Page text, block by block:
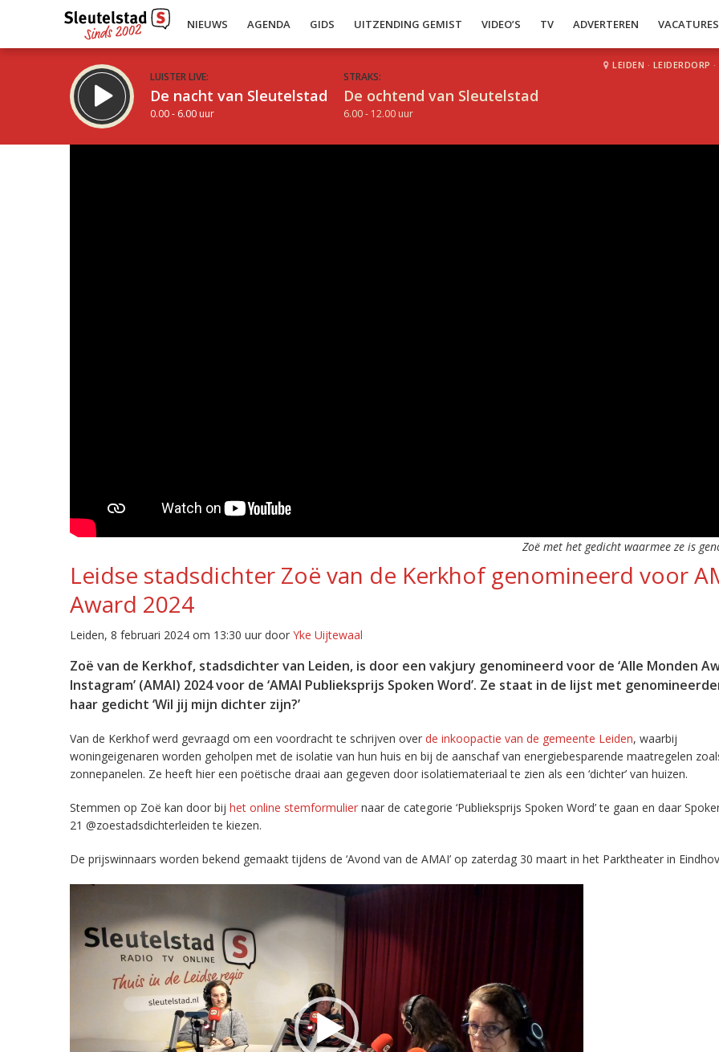
NIEUWS AGENDA GIDS UITZENDING GEMIST VIDEO’S TV ADVERTEREN VACATURES
LUISTER LIVE:
De nacht van Sleutelstad
0.00 - 6.00 uur
STRAKS:
De ochtend van Sleutelstad
6.00 - 12.00 uur
LEIDEN · LEIDERDORP ·
Zoë met het gedicht waarmee ze is
Leidse stadsdichter Zoë van de Kerkhof genomineerd voor
Award 2024
Leiden, 8 februari 2024 om 13:30 uur door Yke Uijtewaal
Zoë van de Kerkhof, stadsdichter van Leiden, is door een vakjury genomineerd voor de ‘Alle Monden
Instagram’ (AMAI) 2024 voor de ‘AMAI Publieksprijs Spoken Word’. Ze staat in de lijst met
haar gedicht ‘Wil jij mijn dichter zijn?’
Van de Kerkhof werd gevraagd om een voordracht te schrijven over de inkoopactie van de gemeente Leiden, waarbij
woningeigenaren worden geholpen met de isolatie van hun huis en bij de aanschaf van energiebesparende maatregelen
zonnepanelen. Ze heeft hier een poëtische draai aan gegeven door isolatiemateriaal te zien als een ‘dichter’ van huizen.
Stemmen op Zoë kan door bij het online stemformulier naar de categorie ‘Publieksprijs Spoken Word’ te gaan en daar
21 @zoestadsdichterleiden te kiezen.
De prijswinnaars worden bekend gemaakt tijdens de ‘Avond van de AMAI’ op zaterdag 30 maart in het Parktheater in